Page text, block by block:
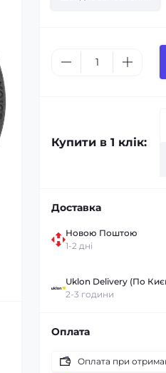
Купити в 1 клік:
Доставка
Новою Поштою
1-2 дні
Uklon Delivery (По
2-3 години
Оплата
Оплата при